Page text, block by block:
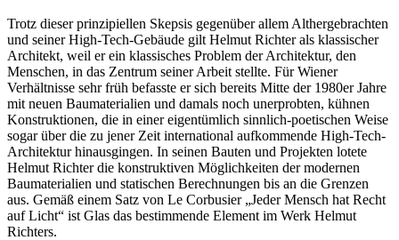
Trotz dieser prinzipiellen Skepsis gegenüber allem Althergebrachten
und seiner High-Tech-Gebäude gilt Helmut Richter als klassischer
Architekt, weil er ein klassisches Problem der Architektur, den
Menschen, in das Zentrum seiner Arbeit stellte. Für Wiener
Verhältnisse sehr früh befasste er sich bereits Mitte der 1980er Jahre
mit neuen Baumaterialien und damals noch unerprobten, kühnen
Konstruktionen, die in einer eigentümlich sinnlich-poetischen Weise
sogar über die zu jener Zeit international aufkommende High-Tech-
Architektur hinausgingen. In seinen Bauten und Projekten lotete
Helmut Richter die konstruktiven Möglichkeiten der modernen
Baumaterialien und statischen Berechnungen bis an die Grenzen
aus. Gemäß einem Satz von Le Corbusier „Jeder Mensch hat Recht
auf Licht“ ist Glas das bestimmende Element im Werk Helmut
Richters.